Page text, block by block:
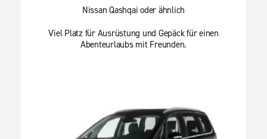
Nissan Qashqai oder ähnlich
Viel Platz für Ausrüstung und Gepäck für einen
Abenteurlaubs mit Freunden.